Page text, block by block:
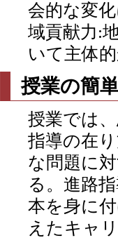
会的な変
域貢献力:
いて主体
授業の簡
授業では
指導の在
な問題に
る。進路
本を身に
えたキャ